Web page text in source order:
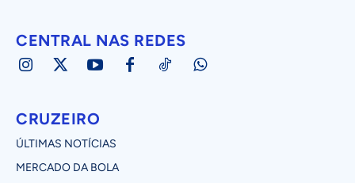
CENTRAL NAS REDES
CRUZEIRO
ÚLTIMAS NOTÍCIAS
MERCADO DA BOLA